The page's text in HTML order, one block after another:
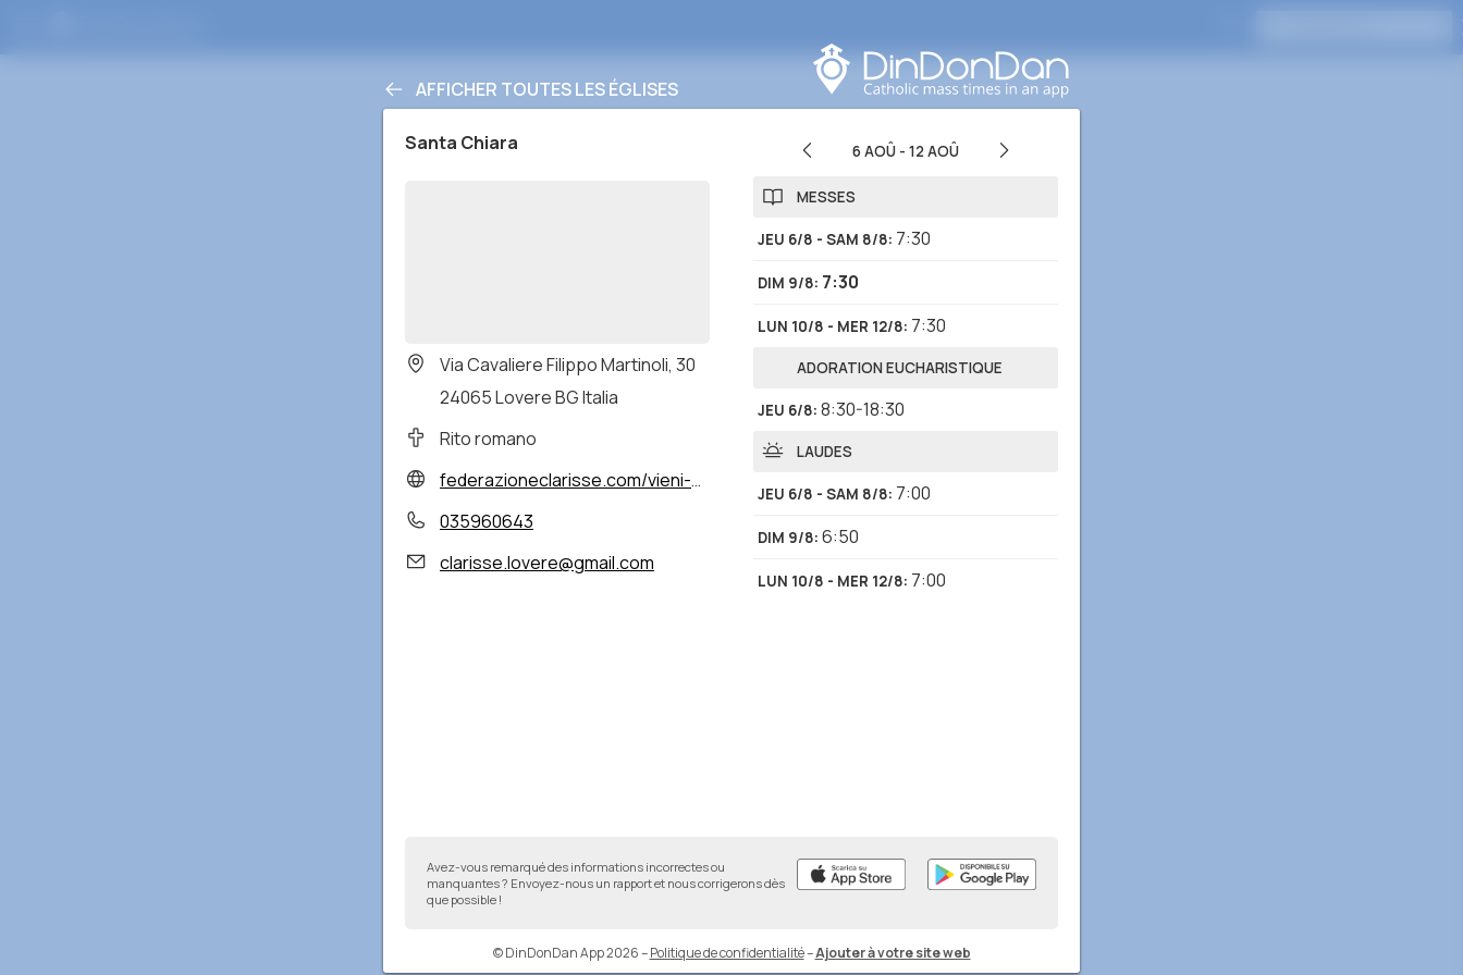
AFFICHER TOUTES LES ÉGLISES
Santa Chiara
Via Cavaliere Filippo Martinoli, 30
24065 Lovere BG Italia
Rito romano
federazioneclarisse.com/vieni-a-trovarci/monastero-di-lovere/
035960643
clarisse.lovere@gmail.com
6 AOÛ - 12 AOÛ
MESSES
JEU 6/8 - SAM 8/8: 7:30
DIM 9/8: 7:30
LUN 10/8 - MER 12/8: 7:30
ADORATION EUCHARISTIQUE
JEU 6/8: 8:30-18:30
LAUDES
JEU 6/8 - SAM 8/8: 7:00
DIM 9/8: 6:50
LUN 10/8 - MER 12/8: 7:00
Avez-vous remarqué des informations incorrectes ou
manquantes ? Envoyez-nous un rapport et nous corrigerons dès
que possible !
© DinDonDan App 2026– Politique de confidentialité–Ajouter à votre site web